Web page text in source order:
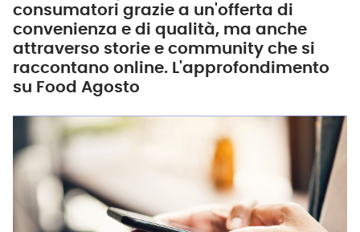
consumatori grazie a un'offerta di
convenienza e di qualità, ma anche
attraverso storie e community che si
raccontano online. L'approfondimento
su Food Agosto